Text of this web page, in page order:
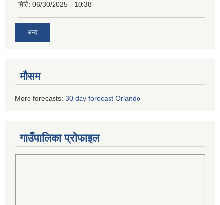
मिति: 06/30/2025 - 10:38
अन्य
मौसम
More forecasts: 30 day forecast Orlando
गाउँपालिका प्रोफाइल